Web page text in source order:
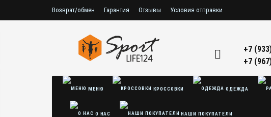
Возврат/обмен Гарантия Отзывы Условия отправки
+7
+7
МЕНЮ КРОССОВКИ ОДЕЖДА
О НАС НАШИ ПОКУПАТЕЛИ